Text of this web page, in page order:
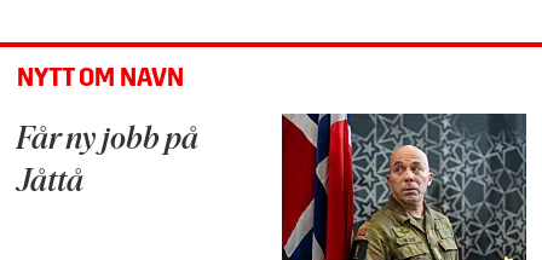
NYTT OM NAVN
Får ny jobb på
Jåttå